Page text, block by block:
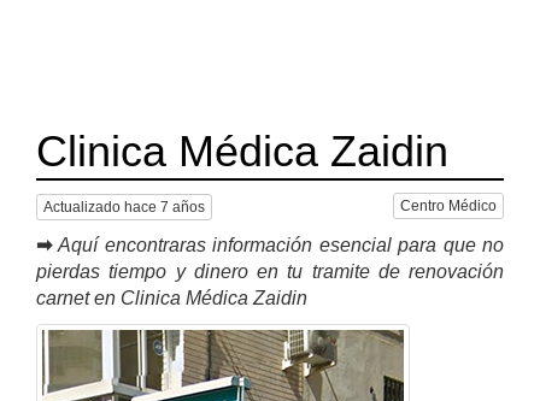
Clinica Médica Zaidin
Actualizado hace 7 años Centro Médico
➡ Aquí encontraras información esencial para que no
pierdas tiempo y dinero en tu tramite de renovación
carnet en Clinica Médica Zaidin